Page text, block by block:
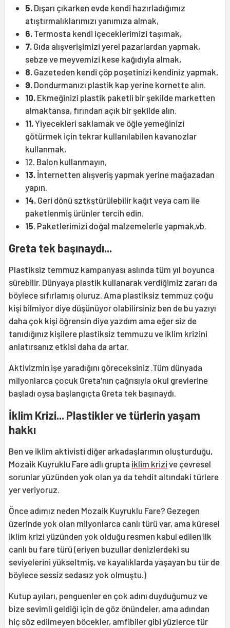
5. Dışarı çıkarken evde kendi hazırladığımız
atıştırmalıklarımızı yanımıza almak,
6. Termosta kendi içeceklerimizi taşımak,
7. Gıda alışverişimizi yerel pazarlardan yapmak,
sebze ve meyvemizi kese kağıdıyla almak,
8. Gazeteden kendi çöp poşetinizi kendiniz yapmak,
9. Dondurmanızı plastik kap yerine kornette alın.
10. Ekmeğinizi plastik paketli bir şekilde marketten
almaktansa, fırından açık bir şekilde alın.
11.Yiyecekleri saklamak ve öğle yemeğinizi
götürmek için tekrar kullanılabilen kavanozlar
kullanmak,
12. Balon kullanmayın,
13. İnternetten alışveriş yapmak yerine mağazadan
yapın.
14. Geri dönü sztkştürülebilir kağıt veya cam ile
paketlenmiş ürünler tercih edin.
15. Paketlerimizi doğal malzemelerle yapmak,vb.
Greta tek başınaydı...
Plastiksiz temmuz kampanyası aslında tüm yıl boyunca
sürebilir. Dünyaya plastik kullanarak verdiğimiz zararı da
böylece sıfırlamış oluruz. Ama plastiksiz temmuz çoğu
kişi bilmiyor diye düşünüyor olabilirsiniz ben de bu yazıyı
daha çok kişi öğrensin diye yazdım ama eğer siz de
tanıdığınız kişilere plastiksiz temmuzu ve iklim krizini
anlatırsanız etkisi daha da artar.
Aktivizmin işe yaradığını göreceksiniz .Tüm dünyada
milyonlarca çocuk Greta'nın çağrısıyla okul grevlerine
başladı oysa başlangıçta Greta tek başınaydı.
İklim Krizi... Plastikler ve türlerin yaşam
hakkı
Ben ve iklim aktivisti diğer arkadaşlarımın oluşturduğu,
Mozaik Kuyruklu Fare adlı grupta iklim krizi ve çevresel
sorunlar yüzünden yok olan ya da tehdit altındaki türlere
yer veriyoruz.
Önce adımız neden Mozaik Kuyruklu Fare? Gezegen
üzerinde yok olan milyonlarca canlı türü var, ama küresel
iklim krizi yüzünden yok olduğu resmen kabul edilen ilk
canlı bu fare türü (eriyen buzullar denizlerdeki su
seviyelerini yükseltmiş, ve kayalıklarda yaşayan bu tür de
böylece sessiz sedasız yok olmuştu.)
Kutup ayıları, penguenler en çok adını duyduğumuz ve
bize sevimli geldiği için de göz önündeler, ama adından
hiç söz edilmeyen böcekler, amfibiler gibi yüzlerce tür